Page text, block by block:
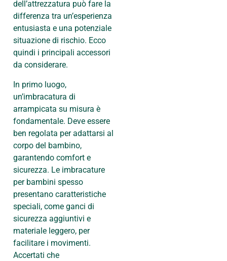
dell’attrezzatura può fare la
differenza tra un’esperienza
entusiasta e una potenziale
situazione di rischio. Ecco
quindi i principali accessori
da considerare.
In primo luogo,
un’imbracatura di
arrampicata su misura è
fondamentale. Deve essere
ben regolata per adattarsi al
corpo del bambino,
garantendo comfort e
sicurezza. Le imbracature
per bambini spesso
presentano caratteristiche
speciali, come ganci di
sicurezza aggiuntivi e
materiale leggero, per
facilitare i movimenti.
Accertati che